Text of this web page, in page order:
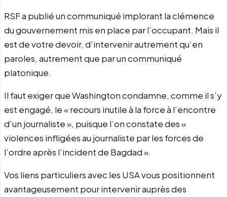
RSF a publié un communiqué implorant la clémence
du gouvernement mis en place par l’occupant. Mais il
est de votre devoir, d’intervenir autrement qu’en
paroles, autrement que par un communiqué
platonique.
Il faut exiger que Washington condamne, comme il s’y
est engagé, le « recours inutile à la force à l’encontre
d’un journaliste », puisque l’on constate des «
violences infligées au journaliste par les forces de
l’ordre après l’incident de Bagdad ».
Vos liens particuliers avec les USA vous positionnent
avantageusement pour intervenir auprès des